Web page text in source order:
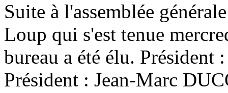
Suite à l'assemblée
Loup qui s'est tenue
bureau a été élu.
Président : Jean-Marc